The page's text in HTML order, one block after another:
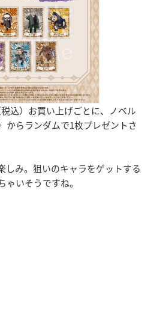
込）お買い上げごとに、ノベル
からランダムで1枚プレゼントさ
しみ。狙いのキャラをゲットする
いそうですね。